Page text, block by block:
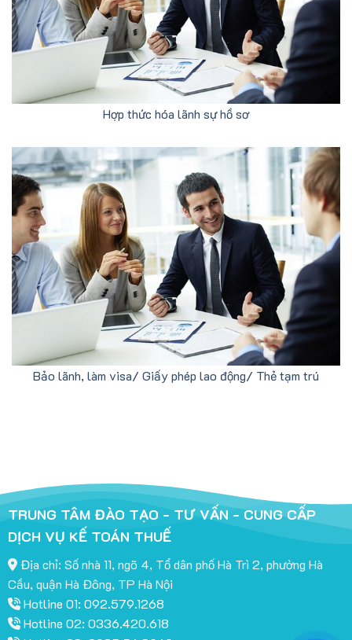
Hợp thức hóa lãnh sự hồ sơ
Bảo lãnh, làm visa/ Giấy phép lao động/ Thẻ tạm trú
TRUNG TÂM ĐÀO TẠO - TƯ VẤN - CUNG CẤP
DỊCH VỤ KẾ TOÁN THUẾ
Địa chỉ: Số nhà 11, ngõ 4, Tổ dân phố Hà Trì 2, phường Hà
Cầu, quận Hà Đông, TP Hà Nội
Hotline 01: 092.579.1268
Hotline 02: 0336.420.618